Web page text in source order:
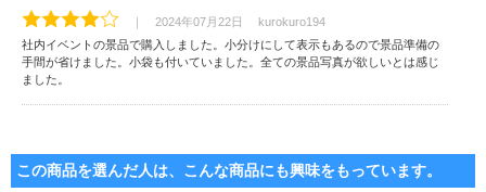
｜ 2024年07月22日 kurokuro194
社内イベントの景品で購入しました。小分けにして表示もあるので景品準備の
手間が省けました。小袋も付いていました。全ての景品写真が欲しいとは感じ
ました。
この商品を選んだ人は、こんな商品にも興味をもっています。